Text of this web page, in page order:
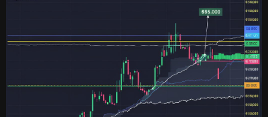
Он также отметил, что с большой долей вероятности в
этом коридоре «слабые руки» будут сбрасывать
монеты, а «сильные» - наоборот, накапливать.
Напомним, аналитик Майкл ван де Поппе выделил $76
600 в качестве важного уровня поддержки, после
которого цена биткоина может вернуться к росту.
Ранее исследователи Нансена допускали, что
криптовалютный рынок достигнет дна до июня.